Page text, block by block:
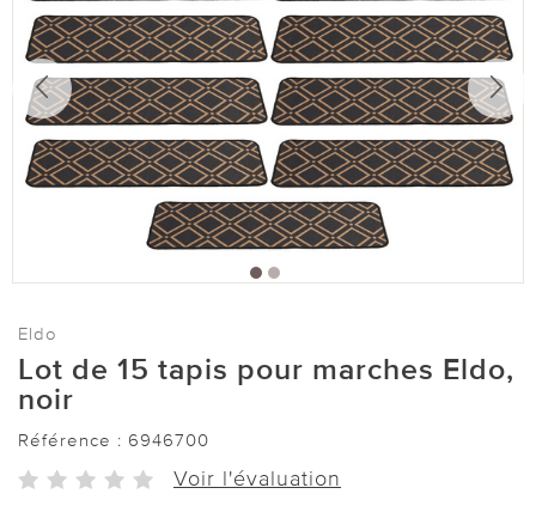
Eldo
Lot de 15 tapis pour marches Eldo,
noir
Référence : 6946700
Voir l'évaluation